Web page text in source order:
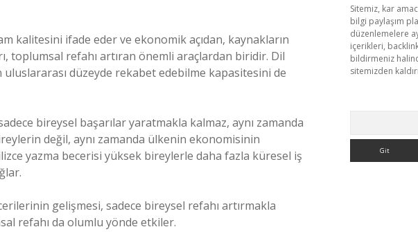
kalitesini ifade eder ve ekonomik açıdan, kaynakların
toplumsal refahı artıran önemli araçlardan biridir. Dil
düzeyde rekabet edebilme kapasitesini de
bireysel başarılar yaratmakla kalmaz, aynı zamanda
değil, aynı zamanda ülkenin ekonomisinin
yazma becerisi yüksek bireylerle daha fazla küresel iş
gelişmesi, sadece bireysel refahı artırmakla
refahı da olumlu yönde etkiler.
Sitemiz, kar
bilgi paylaşım
düzenlemelere
içerikleri,
bildirmeniz
sitemizden